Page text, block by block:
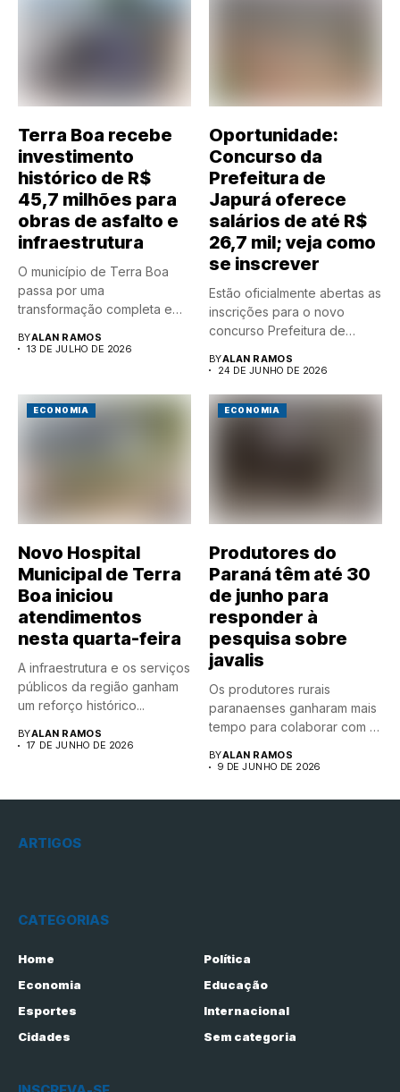
Terra Boa recebe
investimento
histórico de R$
45,7 milhões para
obras de asfalto e
infraestrutura
O município de Terra Boa
passa por uma
transformação completa em
BYALAN RAMOS
13 DE JULHO DE 2026
Oportunidade:
Concurso da
Prefeitura de
Japurá oferece
salários de até R$
26,7 mil; veja como
se inscrever
Estão oficialmente abertas as
inscrições para o novo
concurso Prefeitura de
BYALAN RAMOS
24 DE JUNHO DE 2026
ECONOMIA
Novo Hospital
Municipal de Terra
Boa iniciou
atendimentos
nesta quarta-feira
A infraestrutura e os serviços
públicos da região ganham
um reforço histórico...
BYALAN RAMOS
17 DE JUNHO DE 2026
ECONOMIA
Produtores do
Paraná têm até 30
de junho para
responder à
pesquisa sobre
javalis
Os produtores rurais
paranaenses ganharam mais
tempo para colaborar com o
BYALAN RAMOS
9 DE JUNHO DE 2026
ARTIGOS
CATEGORIAS
Home
Política
Economia
Educação
Esportes
Internacional
Cidades
Sem categoria